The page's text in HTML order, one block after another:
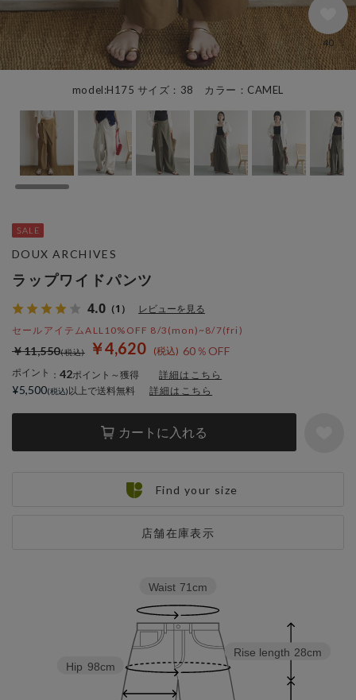
model:H175 サイズ：38 カラー：CAMEL
40
ラップワイドパンツ
4.0 （1） レビューを見る
セールアイテムALL10%OFF 8/3(mon)~8/7(fri)
￥4,620 60％OFF
￥11,550
ポイント ： 42ポイント～獲得 詳細はこちら
カートに入れる
店舗在庫表示
DOUX ARCHIVES
¥5,500 以上で送料無料 詳細はこちら
Find your size
Rise length 28cm
Hip 98cm
Waist 71cm